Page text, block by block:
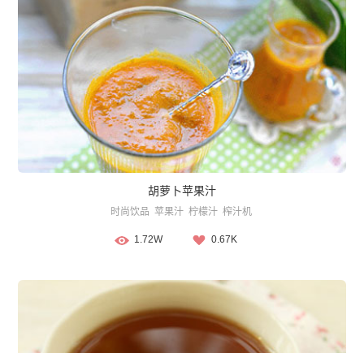
胡萝卜苹果汁
时尚饮品 苹果汁 柠檬汁 榨汁机
1.72W 0.67K